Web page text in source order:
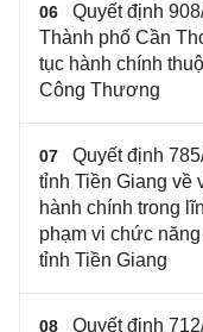
06
Quyết định
Thành phố Cần
tục hành chính
Công Thương
07
Quyết định
tỉnh Tiền Giang về
hành chính trong
phạm vi chức
tỉnh Tiền Giang
08
Quyết định